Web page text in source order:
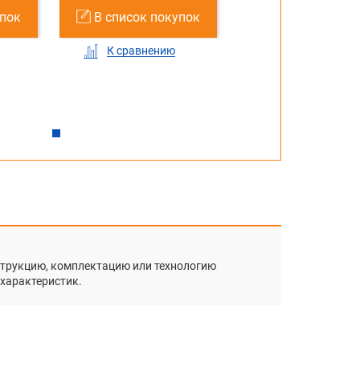
покупок В список покупок
К сравнению
В список покупок
К сравнению
комплектацию или технологию